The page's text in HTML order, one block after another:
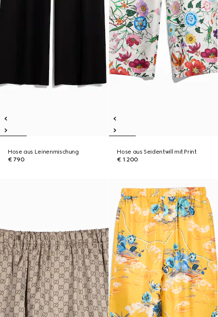
Hose aus Leinenmischung
€ 790
Hose aus Seidentwill mit Print
€ 1.200